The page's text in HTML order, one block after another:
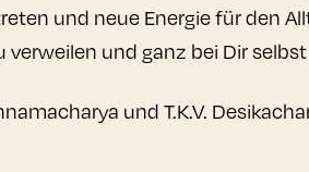
und neue Energie für den
und ganz bei Dir
und T.K.V.